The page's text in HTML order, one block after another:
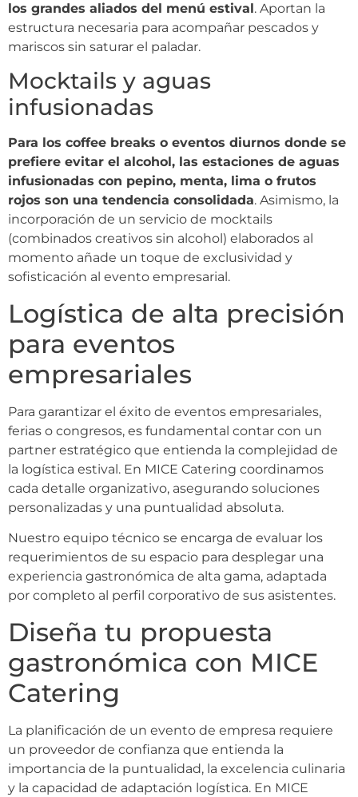
los grandes aliados del menú estival. Aportan la
estructura necesaria para acompañar pescados y
mariscos sin saturar el paladar.
Mocktails y aguas
infusionadas
Para los coffee breaks o eventos diurnos donde se
prefiere evitar el alcohol, las estaciones de aguas
infusionadas con pepino, menta, lima o frutos
rojos son una tendencia consolidada. Asimismo, la
incorporación de un servicio de mocktails
(combinados creativos sin alcohol) elaborados al
momento añade un toque de exclusividad y
sofisticación al evento empresarial.
Logística de alta precisión
para eventos
empresariales
Para garantizar el éxito de eventos empresariales,
ferias o congresos, es fundamental contar con un
partner estratégico que entienda la complejidad de
la logística estival. En MICE Catering coordinamos
cada detalle organizativo, asegurando soluciones
personalizadas y una puntualidad absoluta.
Nuestro equipo técnico se encarga de evaluar los
requerimientos de su espacio para desplegar una
experiencia gastronómica de alta gama, adaptada
por completo al perfil corporativo de sus asistentes.
Diseña tu propuesta
gastronómica con MICE
Catering
La planificación de un evento de empresa requiere
un proveedor de confianza que entienda la
importancia de la puntualidad, la excelencia culinaria
y la capacidad de adaptación logística. En MICE